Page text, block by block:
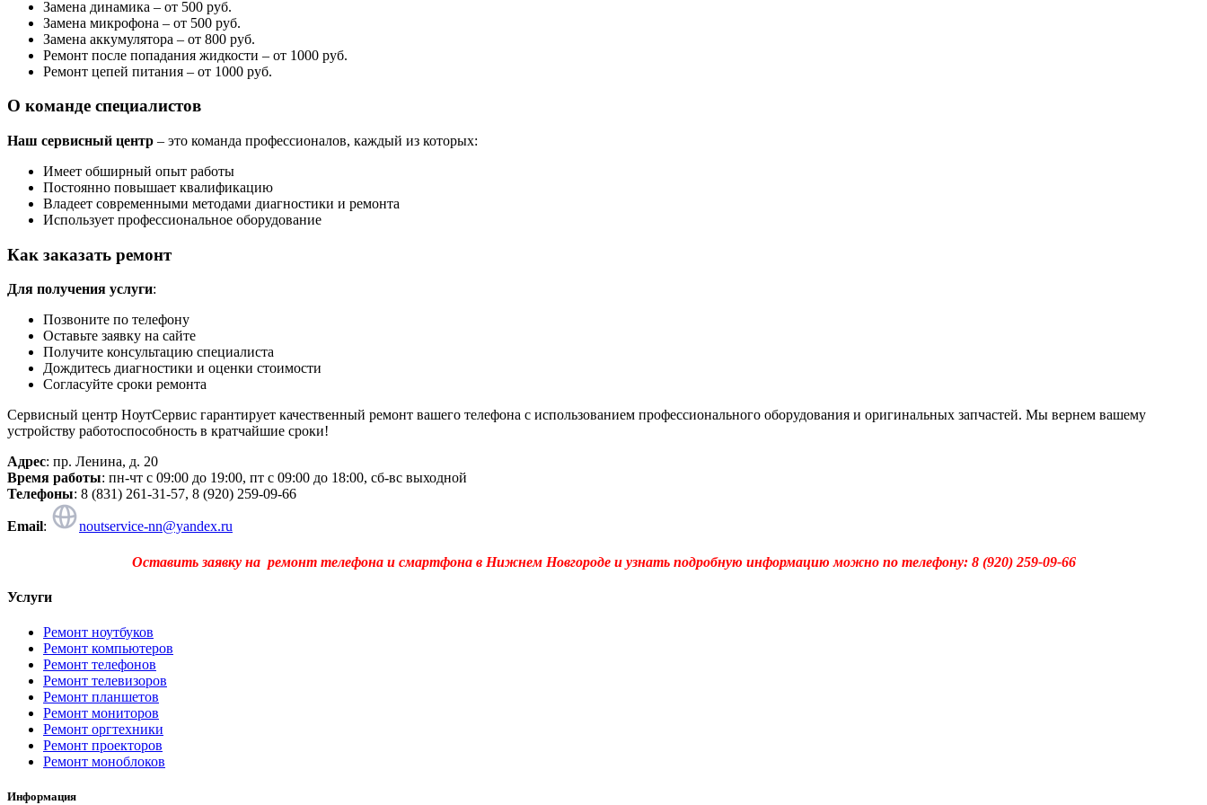
Замена динамика – от 500 руб.
Замена микрофона – от 500 руб.
Замена аккумулятора – от 800 руб.
Ремонт после попадания жидкости – от 1000 руб.
Ремонт цепей питания – от 1000 руб.
О команде специалистов
Наш сервисный центр – это команда профессионалов, каждый из которых:
Имеет обширный опыт работы
Постоянно повышает квалификацию
Владеет современными методами диагностики и ремонта
Использует профессиональное оборудование
Как заказать ремонт
Для получения услуги:
Позвоните по телефону
Оставьте заявку на сайте
Получите консультацию специалиста
Дождитесь диагностики и оценки стоимости
Согласуйте сроки ремонта
Сервисный центр НоутСервис гарантирует качественный ремонт вашего телефона с использованием профессионального оборудования и оригинальных запчастей. Мы вернем вашему
устройству работоспособность в кратчайшие сроки!
Адрес: пр. Ленина, д. 20
Время работы: пн-чт с 09:00 до 19:00, пт с 09:00 до 18:00, сб-вс выходной
Телефоны: 8 (831) 261-31-57, 8 (920) 259-09-66
Email: noutservice-nn@yandex.ru
Оставить заявку на ремонт телефона и смартфона в Нижнем Новгороде и узнать подробную информацию можно по телефону: 8 (920) 259-09-66
Услуги
Ремонт ноутбуков
Ремонт компьютеров
Ремонт телефонов
Ремонт телевизоров
Ремонт планшетов
Ремонт мониторов
Ремонт оргтехники
Ремонт проекторов
Ремонт моноблоков
Информация